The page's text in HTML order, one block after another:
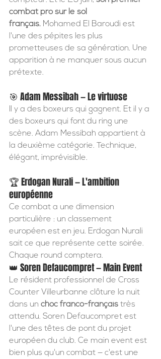
combat pro sur le sol
français. Mohamed El Baroudi est
l'une des pépites les plus
prometteuses de sa génération. Une
apparition à ne manquer sous aucun
prétexte.
🎯 Adam Messibah — Le virtuose
Il y a des boxeurs qui gagnent. Et il y a
des boxeurs qui font du ring une
scène. Adam Messibah appartient à
la deuxième catégorie. Technique,
élégant, imprévisible.
🏆 Erdogan Nurali — L'ambition
européenne
Ce combat a une dimension
particulière : un classement
européen est en jeu. Erdogan Nurali
sait ce que représente cette soirée.
Chaque round comptera.
👑 Soren Defaucompret — Main Event
Le résident professionnel de Cross
Counter Villeurbanne clôture la nuit
dans un choc franco-français très
attendu. Soren Defaucompret est
l'une des têtes de pont du projet
européen du club. Ce main event est
bien plus qu'un combat — c'est une